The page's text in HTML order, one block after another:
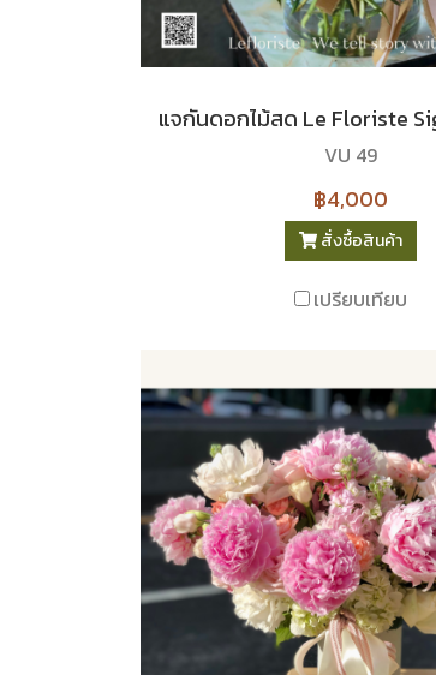
VU 49
฿4,000
สั่งซื้อสินค้า
เปรียบเทียบ